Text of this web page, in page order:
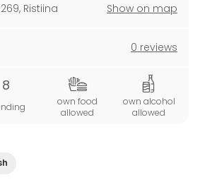
, Ristiina Show on map
0 reviews
8
own food
allowed
own alcohol
allowed